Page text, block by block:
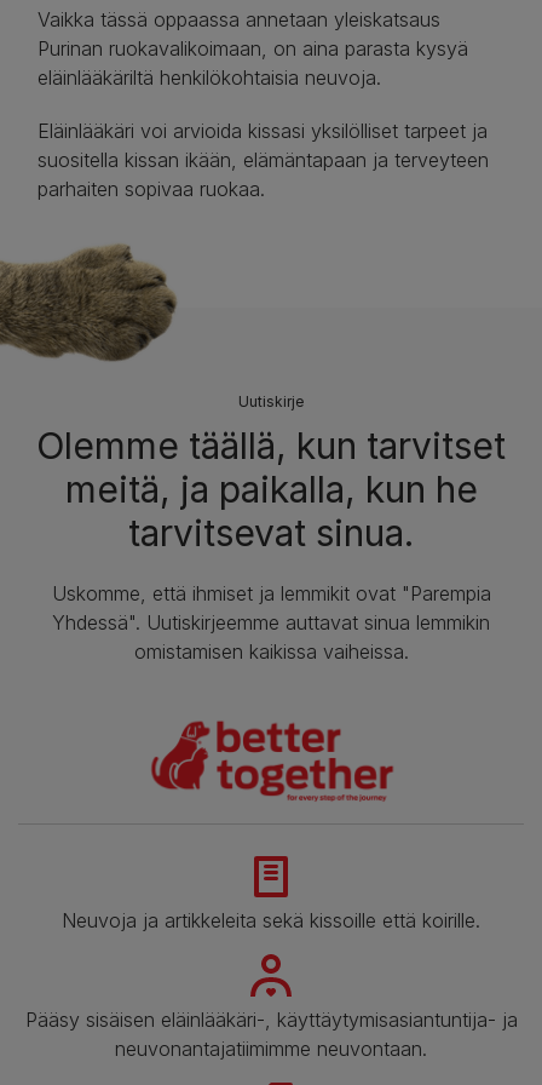
Vaikka tässä oppaassa annetaan yleiskatsaus
Purinan ruokavalikoimaan, on aina parasta kysyä
eläinlääkäriltä henkilökohtaisia neuvoja.
Eläinlääkäri voi arvioida kissasi yksilölliset tarpeet ja
suositella kissan ikään, elämäntapaan ja terveyteen
parhaiten sopivaa ruokaa.
Uutiskirje
Olemme täällä, kun tarvitset
meitä, ja paikalla, kun he
tarvitsevat sinua.
Uskomme, että ihmiset ja lemmikit ovat "Parempia
Yhdessä". Uutiskirjeemme auttavat sinua lemmikin
omistamisen kaikissa vaiheissa.
Neuvoja ja artikkeleita sekä kissoille että koirille.
Pääsy sisäisen eläinlääkäri-, käyttäytymisasiantuntija- ja
neuvonantajatiimimme neuvontaan.